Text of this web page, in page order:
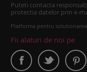
Puteti contacta
protectia datelor prin e-
Platforma pentru
Fii alaturi de noi pe